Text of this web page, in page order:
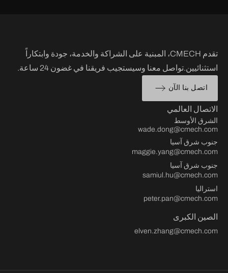
تقدم CMECH، المبنية على الشراكة والخدمة، جودة وابتكاراً
استثنائيين.تواصل معنا وسيستجيب فريقنا في غضون 24 ساعة.
اتصل بنا الآن
الاتصال العالمي
الشرق الأوسط
wade.dong@cmech.com
جنوب شرق آسيا
maggie.yang@cmech.com
جنوب شرق آسيا
samiul.hu@cmech.com
استراليا
peter.pan@cmech.com
الصين الكبرى
elven.zhang@cmech.com